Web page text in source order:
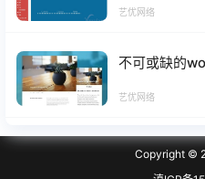
艺优网络
不可或缺的
艺优网络
Copyright ©